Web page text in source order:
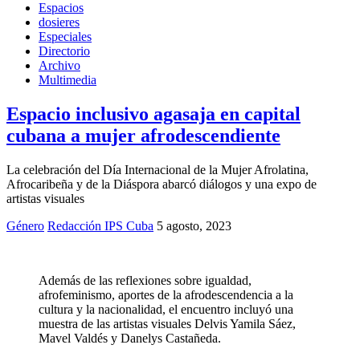
Espacios
dosieres
Especiales
Directorio
Archivo
Multimedia
Espacio inclusivo agasaja en capital
cubana a mujer afrodescendiente
La celebración del Día Internacional de la Mujer Afrolatina,
Afrocaribeña y de la Diáspora abarcó diálogos y una expo de
artistas visuales
Género Redacción IPS Cuba 5 agosto, 2023
Además de las reflexiones sobre igualdad,
afrofeminismo, aportes de la afrodescendencia a la
cultura y la nacionalidad, el encuentro incluyó una
muestra de las artistas visuales Delvis Yamila Sáez,
Mavel Valdés y Danelys Castañeda.